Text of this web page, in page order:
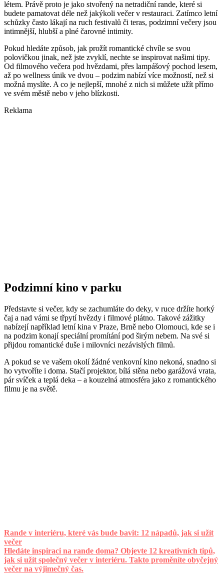
létem. Právě proto je jako stvořený na netradiční rande, které si
budete pamatovat déle než jakýkoli večer v restauraci. Zatímco letní
schůzky často lákají na ruch festivalů či teras, podzimní večery jsou
intimnější, hlubší a plné čarovné intimity.
Pokud hledáte způsob, jak prožít romantické chvíle se svou
polovičkou jinak, než jste zvyklí, nechte se inspirovat našimi tipy.
Od filmového večera pod hvězdami, přes lampášový pochod lesem,
až po wellness únik ve dvou – podzim nabízí více možností, než si
možná myslíte. A co je nejlepší, mnohé z nich si můžete užít přímo
ve svém městě nebo v jeho blízkosti.
Reklama
Podzimní kino v parku
Představte si večer, kdy se zachumláte do deky, v ruce držíte horký
čaj a nad vámi se třpytí hvězdy i filmové plátno. Takové zážitky
nabízejí například letní kina v Praze, Brně nebo Olomouci, kde se i
na podzim konají speciální promítání pod širým nebem. Na své si
přijdou romantické duše i milovníci nezávislých filmů.
A pokud se ve vašem okolí žádné venkovní kino nekoná, snadno si
ho vytvoříte i doma. Stačí projektor, bílá stěna nebo garážová vrata,
pár svíček a teplá deka – a kouzelná atmosféra jako z romantického
filmu je na světě.
Rande v interiéru, které vás bude bavit: 12 nápadů, jak si užít
večer
Hledáte inspiraci na rande doma? Objevte 12 kreativních tipů,
jak si užít společný večer v interiéru. Takto proměníte obyčejný
večer na výjimečný čas.